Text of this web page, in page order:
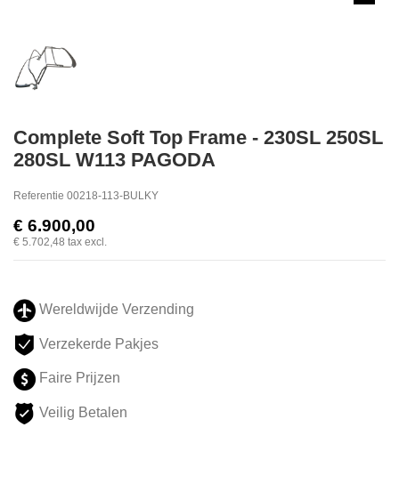
Complete Soft Top Frame - 230SL 250SL
280SL W113 PAGODA
Referentie 00218-113-BULKY
€ 6.900,00
€ 5.702,48 tax excl.
Wereldwijde Verzending
Verzekerde Pakjes
Faire Prijzen
Veilig Betalen